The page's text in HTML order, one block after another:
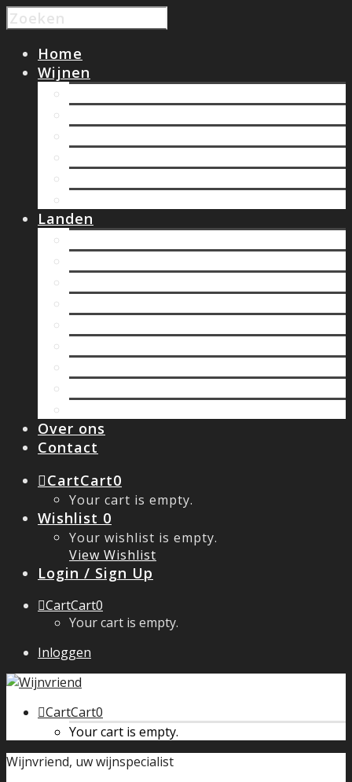
Home
Wijnen
Landen
Over ons
Contact
CartCart0
Your cart is empty.
Wishlist 0
Your wishlist is empty.
View Wishlist
Login / Sign Up
CartCart0
Your cart is empty.
Inloggen
CartCart0
Your cart is empty.
Wijnvriend, uw wijnspecialist